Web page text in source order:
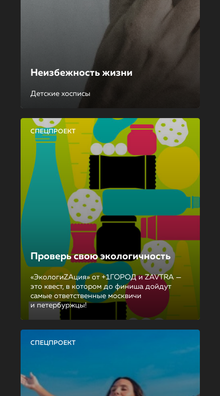
Неизбежность жизни
Детские хосписы
СПЕЦПРОЕКТ
Проверь свою экологичность
«ЭкологиZAция» от +1ГОРОД и ZAVTRA —
это квест, в котором до финиша дойдут
самые ответственные москвичи
и петербуржцы!
СПЕЦПРОЕКТ